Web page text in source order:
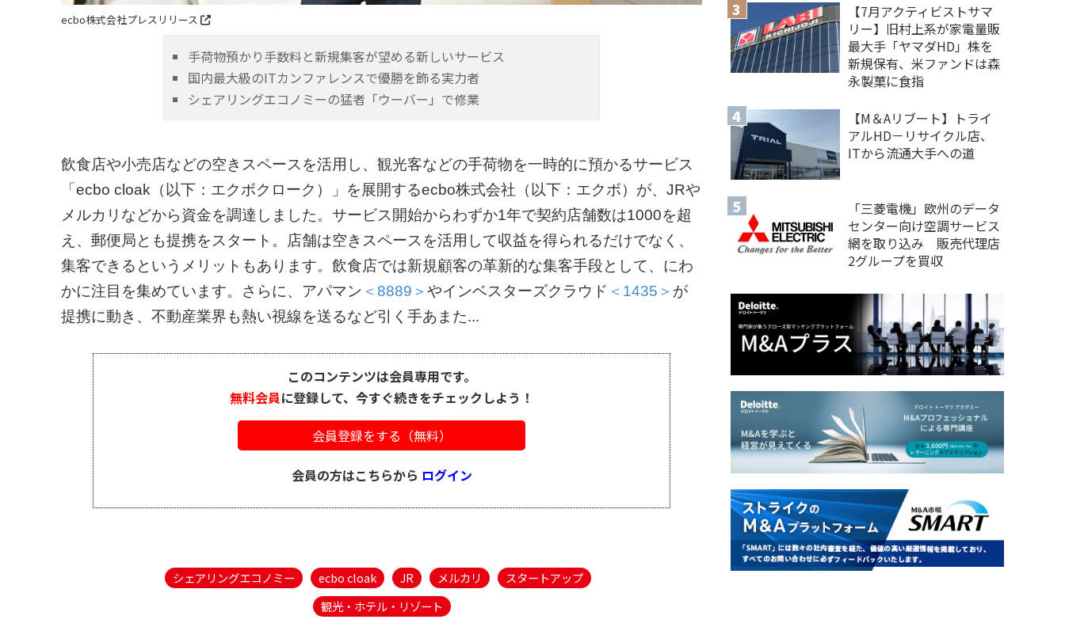
ecbo株式会社プレスリリース
手荷物預かり手数料と新規集客が望める新しいサービス
国内最大級のITカンファレンスで優勝を飾る実力者
シェアリングエコノミーの猛者「ウーバー」で修業
飲食店や小売店などの空きスペースを活用し、観光客などの手荷物を一時的に預かるサービス
「ecbo cloak（以下：エクボクローク）」を展開するecbo株式会社（以下：エクボ）が、JRや
メルカリなどから資金を調達しました。サービス開始からわずか1年で契約店舗数は1000を超
え、郵便局とも提携をスタート。店舗は空きスペースを活用して収益を得られるだけでなく、
集客できるというメリットもあります。飲食店では新規顧客の革新的な集客手段として、にわ
かに注目を集めています。さらに、アパマン ＜8889＞ やインベスターズクラウド ＜1435＞ が
提携に動き、不動産業界も熱い視線を送るなど引く手あまた...
このコンテンツは会員専用です。
無料会員に登録して、今すぐ続きをチェックしよう！
会員登録をする（無料）
会員の方はこちらから ログイン
シェアリングエコノミー ecbo cloak JR メルカリ
スタートアップ
観光・ホテル・リゾート
【7月アクティビストサマ
リー】旧村上系が家電量販
最大手「ヤマダHD」株を
新規保有、米ファンドは森
永製菓に食指
【M＆Aリブート】トライ
アルHD－リサイクル店、
ITから流通大手への道
「三菱電機」欧州のデータ
センター向け空調サービス
網を取り込み 販売代理店
2グループを買収